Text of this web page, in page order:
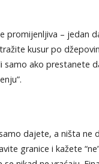
promijenljiva – jedan
kusur po
samo ako prestanete
dajete, a ništa ne
granice i kažete